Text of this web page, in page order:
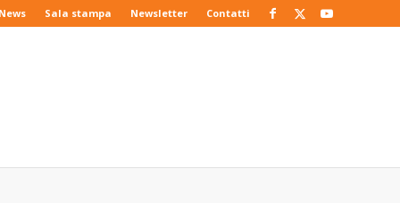
Sala stampa Newsletter Contatti